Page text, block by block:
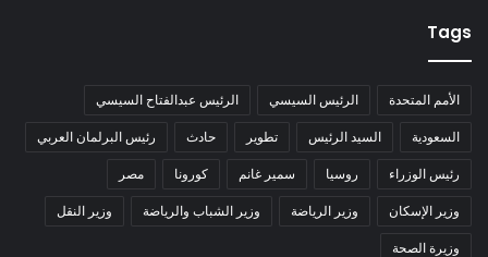
Tags
الأمم المتحدة الرئيس السيسي الرئيس عبدالفتاح السيسي
السعودية السيد الرئيس تطوير حادث رئيس البرلمان العربي
رئيس الوزراء روسيا سمير غانم كورونا مصر
وزير الإسكان وزير الرياضة وزير الشباب والرياضة وزير النقل
وزيرة الصحة